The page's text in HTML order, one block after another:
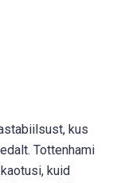
kus
Tottenhami
kuid